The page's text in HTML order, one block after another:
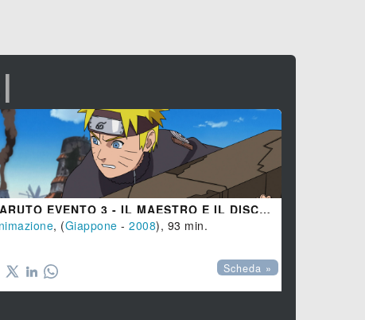
NARUTO EVENTO 3 - IL MAESTRO E IL DISCEPOLO - EREDI DELLA VOLONTÀ DEL FUOCO
, (Giappone - 2008), 93 min.
Scheda »